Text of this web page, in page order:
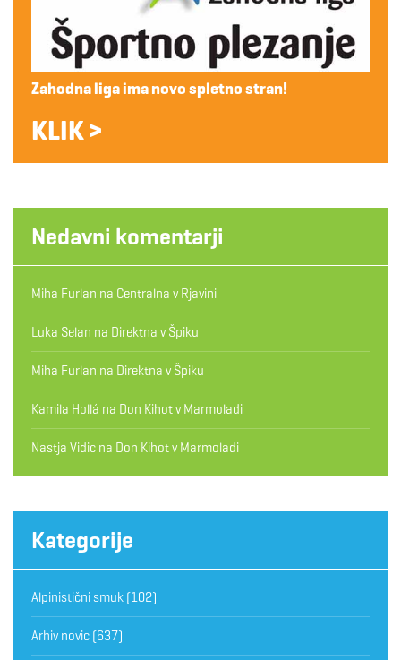
Zahodna liga ima novo spletno stran!
KLIK >
Nedavni komentarji
Miha Furlan na Centralna v Rjavini
Luka Selan na Direktna v Špiku
Miha Furlan na Direktna v Špiku
Kamila Hollá na Don Kihot v Marmoladi
Nastja Vidic na Don Kihot v Marmoladi
Kategorije
Alpinistični smuk (102)
Arhiv novic (637)